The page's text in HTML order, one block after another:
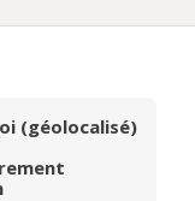
(géolocalisé)